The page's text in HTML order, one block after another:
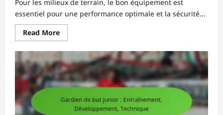
Pour les milieux de terrain, le bon équipement est
essentiel pour une performance optimale et la sécurité...
Read MoreRead
more
Équipement
de
milieu
de
terrain
:
Chaussures,
Équipement